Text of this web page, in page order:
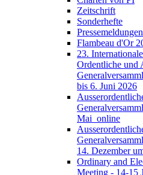
Zeitschrift
Sonderhefte
Pressemeldungen
Flambeau d'Or
23.
Ordentliche und
bis 6. Juni 2026
Mai_online
14. Dezember
Ordinary and
Meeting - 14-15